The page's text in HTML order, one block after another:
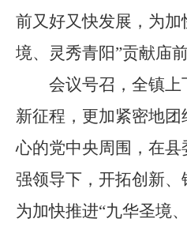
前又好又快发展，为加
境、灵秀青阳”贡献庙
会议号召，全镇上
新征程，更加紧密地
心的党中央周围，在县
强领导下，开拓创新、
为加快推进“九华圣境、